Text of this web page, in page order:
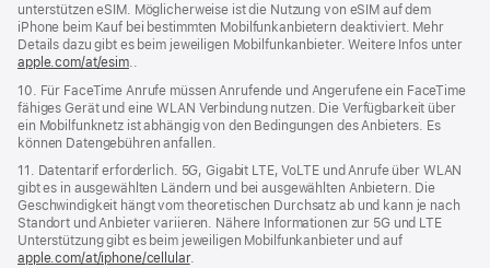
unterstützen eSIM. Möglicherweise ist die Nutzung von eSIM auf dem
iPhone beim Kauf bei bestimmten Mobilfunkanbietern deaktiviert. Mehr
Details dazu gibt es beim jeweiligen Mobilfunkanbieter. Weitere Infos unter
apple.com/at/esim..
10. Für FaceTime Anrufe müssen Anrufende und Angerufene ein FaceTime
fähiges Gerät und eine WLAN Verbindung nutzen. Die Verfügbarkeit über
ein Mobilfunknetz ist abhängig von den Bedingungen des Anbieters. Es
können Datengebühren anfallen.
11. Datentarif erforderlich. 5G, Gigabit LTE, VoLTE und Anrufe über WLAN
gibt es in ausgewählten Ländern und bei ausgewählten Anbietern. Die
Geschwindigkeit hängt vom theoretischen Durchsatz ab und kann je nach
Standort und Anbieter variieren. Nähere Informationen zur 5G und LTE
Unterstützung gibt es beim jeweiligen Mobilfunkanbieter und auf
apple.com/at/iphone/cellular.